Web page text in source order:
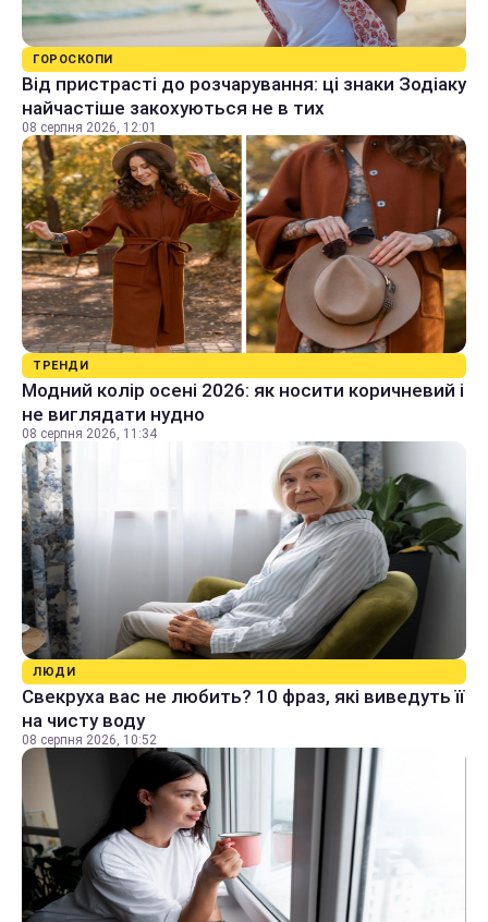
ГОРОСКОПИ
Від пристрасті до розчарування: ці знаки Зодіаку
найчастіше закохуються не в тих
08 серпня 2026, 12:01
ТРЕНДИ
Модний колір осені 2026: як носити коричневий і
не виглядати нудно
08 серпня 2026, 11:34
ЛЮДИ
Свекруха вас не любить? 10 фраз, які виведуть її
на чисту воду
08 серпня 2026, 10:52